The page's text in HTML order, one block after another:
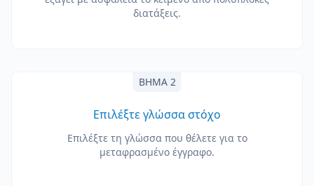
διατάξεις.
ΒΉΜΑ 2
Επιλέξτε γλώσσα στόχο
Επιλέξτε τη γλώσσα που θέλετε για το
μεταφρασμένο έγγραφο.